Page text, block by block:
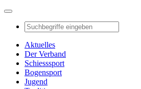
Aktuelles
Der Verband
Schiesssport
Bogensport
Jugend